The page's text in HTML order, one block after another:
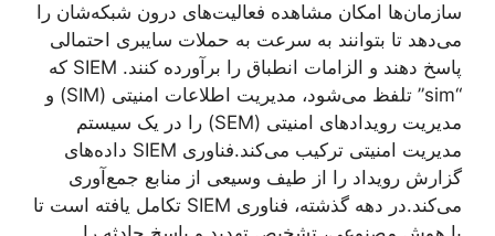
سازمان‌ها امکان مشاهده فعالیت‌های درون شبکه‌شان را
می‌دهد تا بتوانند به سرعت به حملات سایبری احتمالی
پاسخ دهند و الزامات انطباق را برآورده کنند. SIEM که
“sim” تلفظ می‌شود، مدیریت اطلاعات امنیتی (SIM) و
مدیریت رویدادهای امنیتی (SEM) را در یک سیستم
مدیریت امنیتی ترکیب می‌کند.فناوری SIEM داده‌های
گزارش رویداد را از طیف وسیعی از منابع جمع‌آوری
می‌کند.در دهه گذشته، فناوری SIEM تکامل یافته است تا